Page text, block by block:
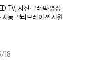
TV, 사진∙그래픽∙영상
자동 캘리브레이션 지원
18